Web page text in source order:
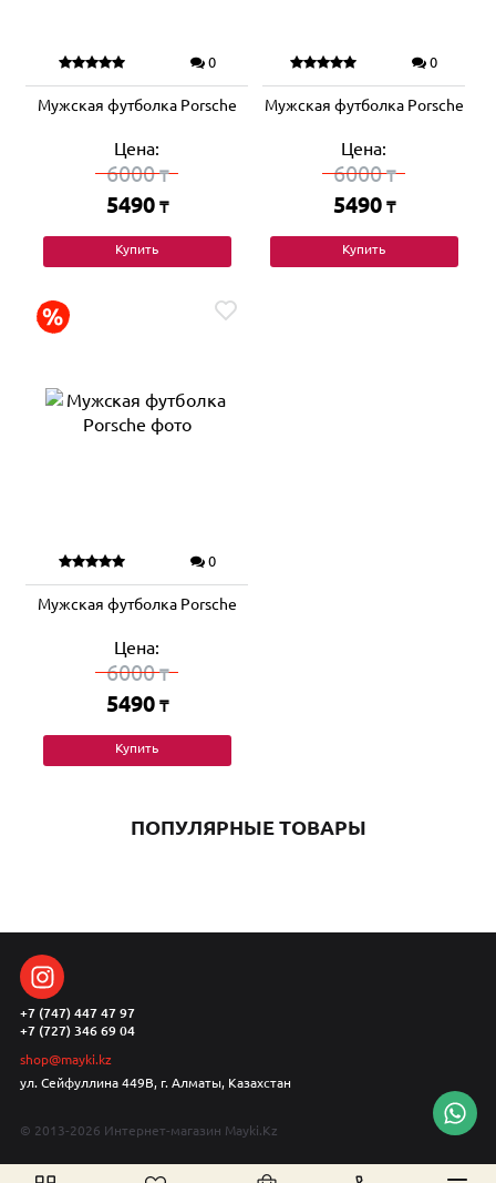
0
Мужская футболка Porsche
Цена:
6000₸
5490 ₸
Купить
0
Мужская футболка Porsche
Цена:
6000₸
5490 ₸
Купить
0
Мужская футболка Porsche
Цена:
6000₸
5490 ₸
Купить
ПОПУЛЯРНЫЕ ТОВАРЫ
+7 (747) 447 47 97
+7 (727) 346 69 04
shop@mayki.kz
ул. Сейфуллина 449В, г. Алматы, Казахстан
© 2013-2026 Интернет-магазин Mayki.Kz